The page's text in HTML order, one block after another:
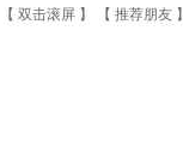
【 双击滚屏 】 【 推荐朋友